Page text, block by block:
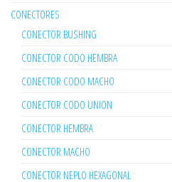
CONECTORES
CONECTOR BUSHING
CONECTOR CODO HEMBRA
CONECTOR CODO MACHO
CONECTOR CODO UNION
CONECTOR HEMBRA
CONECTOR MACHO
CONECTOR NEPLO HEXAGONAL